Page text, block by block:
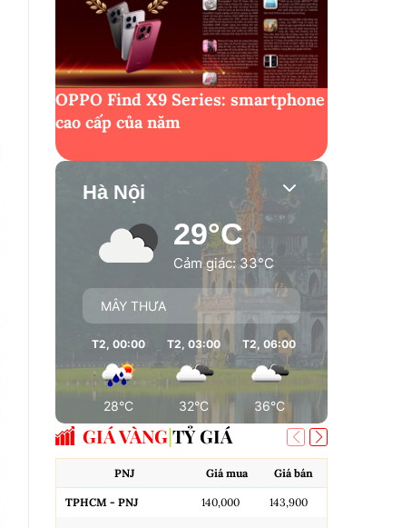
OPPO Find X9 Series: smartphone
cao cấp của năm
Hà Nội
29°C
Cảm giác: 33°C
MÂY THƯA
T2, 00:00
28°C
T2, 03:00
32°C
T2, 06:00
36°C
GIÁ VÀNG TỶ GIÁ
PNJ Giá mua Giá bán
TPHCM - PNJ 140,000 143,900